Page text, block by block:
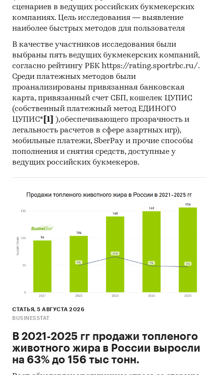
сценариев в ведущих российских букмекерских
компаниях. Цель исследования — выявление
наиболее быстрых методов для пользователя
В качестве участников исследования были
выбраны пять ведущих букмекерских компаний,
согласно рейтингу РБК https://rating.sportrbc.ru/.
Среди платежных методов были
проанализированы привязанная банковская
карта, привязанный счет СБП, кошелек ЦУПИС
(собственный платежный метод ЕДИНОГО
ЦУПИС* [1]
),обеспечивающего прозрачность и
легальность расчетов в сфере азартных игр),
мобильные платежи, SberPay и прочие способы
пополнения и снятия средств, доступные у
ведущих российских букмекеров.
СТАТЬЯ, 5 АВГУСТА 2026
BUSINESSTAT
В 2021-2025 гг продажи топленого
животного жира в России выросли
на 63% до 156 тыс тонн.